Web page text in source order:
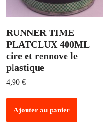
RUNNER TIME
PLATCLUX 400ML
cire et rennove le
plastique
4,90 €
Ajouter au panier